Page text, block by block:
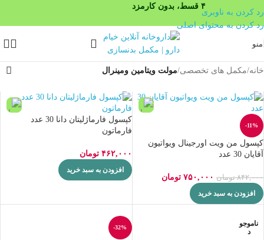
۴ قسط، بدون کارمزد
رد کردن به ناوبری
رد کردن به محتوای اصلی
منو
خانه/مکمل های تخصصی/مولت ویتامین ومینرال
-11%
کپسول من ویت اورجینال ویواتیون
آقایان 30 عدد
۸۴۲,۰۰۰ تومان ۷۵۰,۰۰۰ تومان
افزودن به سبد خرید
کپسول فارماژلیتان دانا 30 عدد
فارماتون
۴۶۲,۰۰۰ تومان
افزودن به سبد خرید
ناموجو
د
-32%